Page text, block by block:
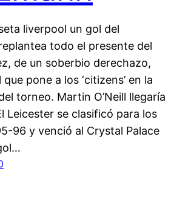
liverpool un gol del
todo el presente del
de un soberbio derechazo,
pone a los ‘citizens’ en la
torneo. Martin O’Neill llegaría
Leicester se clasificó para los
96 y venció al Crystal Palace